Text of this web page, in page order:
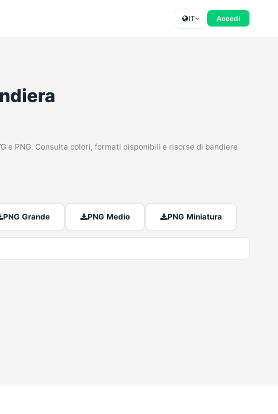
IT Accedi
e PNG. Consulta colori, formati disponibili e risorse di bandiere
PNG Grande PNG Medio PNG Miniatura